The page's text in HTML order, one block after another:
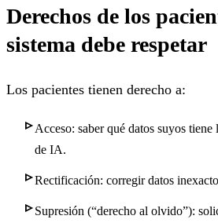
Derechos de los
sistema debe respetar
Los pacientes tienen derecho a:
Acceso: saber qué datos suyos
de IA.
Rectificación: corregir datos
Supresión (“derecho al olvido”):